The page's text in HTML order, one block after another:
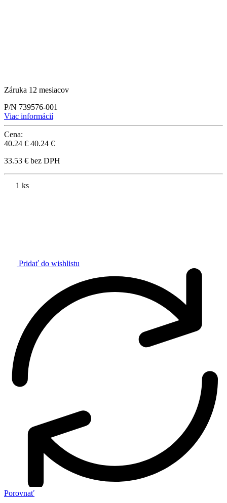
Záruka 12 mesiacov
P/N 739576-001
Viac informácií
Cena:
40.24 € 40.24 €
33.53 € bez DPH
1 ks
Pridať do wishlistu
Porovnať